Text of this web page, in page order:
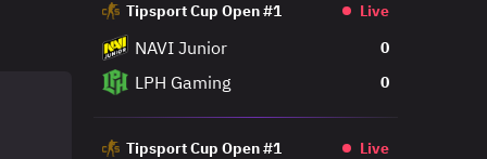
Tipsport Cup Open #1 Live
NAVI Junior 0
LPH Gaming 0
Tipsport Cup Open #1 Live